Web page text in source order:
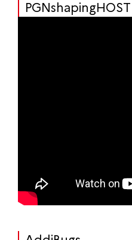
PGNshapingHOST